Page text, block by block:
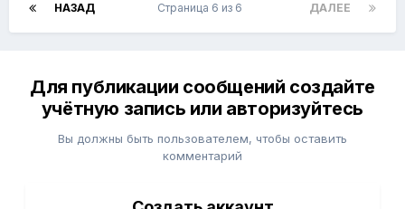
НАЗАД ДАЛЕЕ
Страница 6 из 6
Для публикации сообщений создайте
учётную запись или авторизуйтесь
Вы должны быть пользователем, чтобы оставить
комментарий